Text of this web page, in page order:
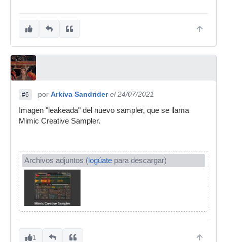
#6 por Arkiva Sandrider el 24/07/2021
Imagen "leakeada" del nuevo sampler, que se llama
Mimic Creative Sampler.
Archivos adjuntos (logúate para descargar)
1